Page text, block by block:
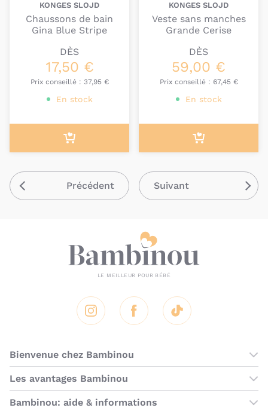
KONGES SLOJD
Chaussons de bain
Gina Blue Stripe
DÈS
17,50 €
Prix conseillé : 37,95 €
En stock
KONGES SLOJD
Veste sans manches
Grande Cerise
DÈS
59,00 €
Prix conseillé : 67,45 €
En stock
Précédent Suivant
Instagram Facebook Tik Tok
Bienvenue chez Bambinou
Les boutiques Bambinou
Boutique Bambinou Paris
Boutique Bambinou Toulouse
Les avantages Bambinou
Bons plans Bambinou
Bambinou: aide & informations